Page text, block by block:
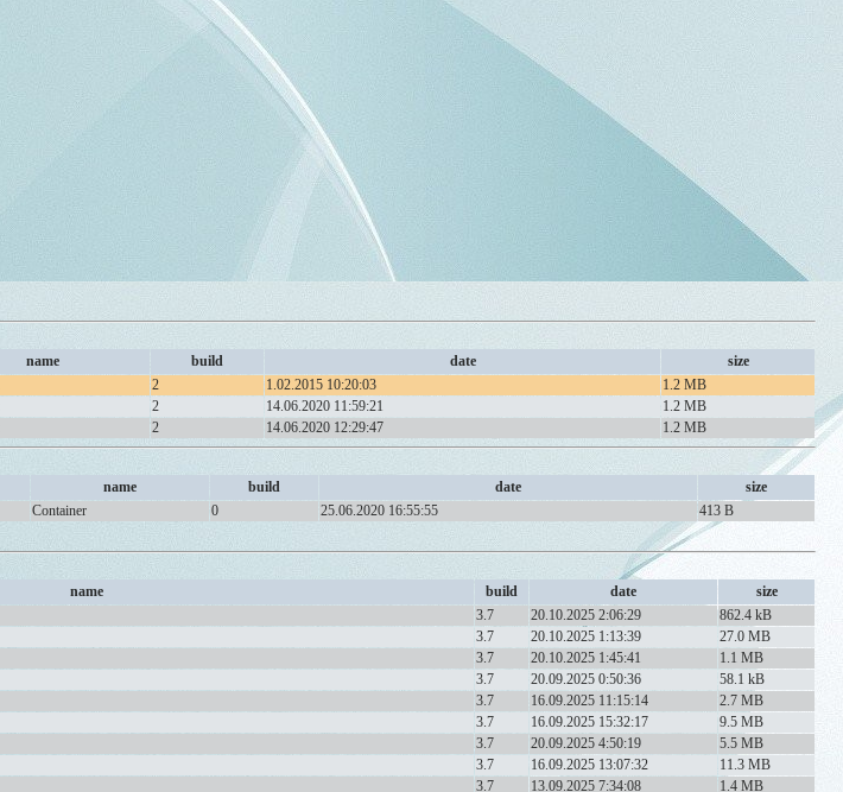
name build date
size
2 1.02.2015 10:20:03
1.2 MB
2 14.06.2020 11:59:21
1.2 MB
2 14.06.2020 12:29:47 1.2 MB
name build date
size
Container 0 25.06.2020 16:55:55
413 B
name build date
size
3.7 20.10.2025 2:06:29
862.4 kB
3.7 20.10.2025 1:13:39
27.0 MB
3.7 20.10.2025 1:45:41
1.1 MB
3.7 20.09.2025 0:50:36
58.1 kB
3.7 16.09.2025 11:15:14
2.7 MB
3.7 16.09.2025 15:32:17
9.5 MB
3.7 20.09.2025 4:50:19
5.5 MB
3.7 16.09.2025 13:07:32
11.3 MB
3.7 13.09.2025 7:34:08
1.4 MB